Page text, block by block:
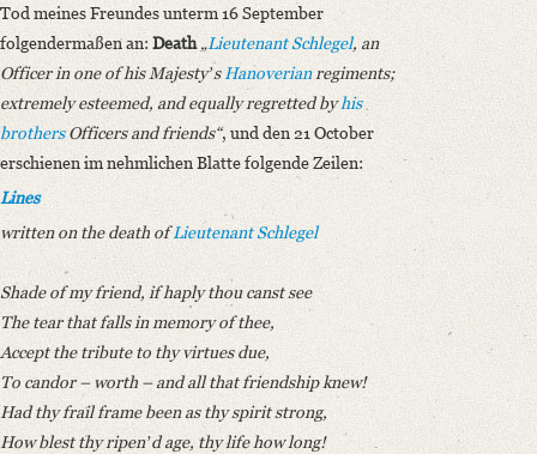
Tod meines Freundes unterm 16 September
folgendermaßen an: Death „Lieutenant Schlegel, an
Officer in one of his Majestyʼs Hanoverianregiments;
extremely esteemed, and equally regretted byhis
brothersOfficers and friends“, und den 21 October
erschienen im nehmlichen Blatte folgende Zeilen:
Lines
written on the death ofLieutenant Schlegel
Shade of my friend, if haply thou canst see
The tear that falls in memory of thee,
Accept the tribute to thy virtues due,
To candor – worth – and all that friendship knew!
Had thy frail frame been as thy spirit strong,
How blest thy ripenʼd age, thy life how long!